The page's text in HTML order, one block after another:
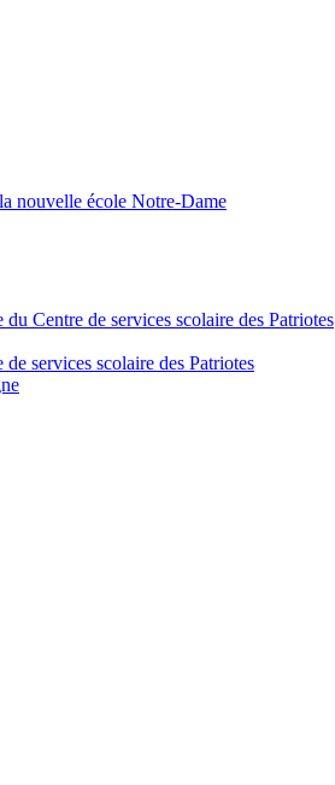
nouvelle école Notre-Dame
Centre de services scolaire des Patriotes
services scolaire des Patriotes